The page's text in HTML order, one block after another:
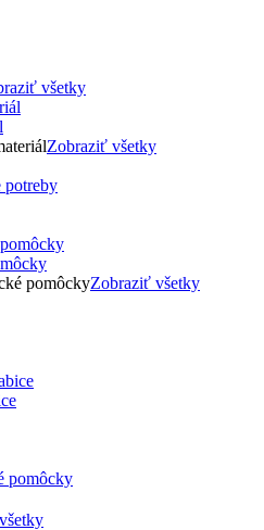
všetky
Zobraziť všetky
potreby
pomôckyZobraziť všetky
pomôcky